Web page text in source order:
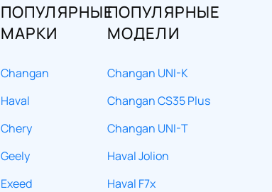
ПОПУЛЯРНЫЕ
МАРКИ
Changan
Haval
Chery
Geely
Exeed
ПОПУЛЯРНЫЕ
МОДЕЛИ
Changan UNI-K
Changan CS35 Plus
Changan UNI-T
Haval Jolion
Haval F7x